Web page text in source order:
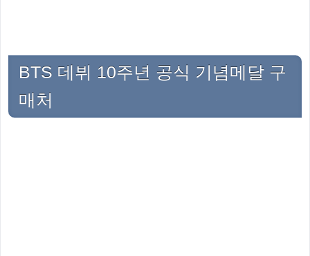
BTS 데뷔 10주년 공식 기념메달 구
매처